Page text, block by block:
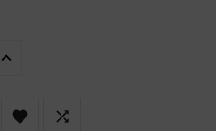
 